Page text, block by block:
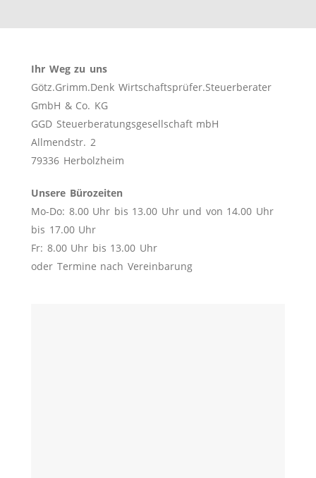
Ihr Weg zu uns
Götz.Grimm.Denk Wirtschaftsprüfer.Steuerberater
GmbH & Co. KG
GGD Steuerberatungsgesellschaft mbH
Allmendstr. 2
79336 Herbolzheim
Unsere Bürozeiten
Mo-Do: 8.00 Uhr bis 13.00 Uhr und von 14.00 Uhr
bis 17.00 Uhr
Fr: 8.00 Uhr bis 13.00 Uhr
oder Termine nach Vereinbarung